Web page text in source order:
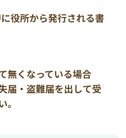
役所から発行される書
無くなっている場合
届・盗難届を出して受